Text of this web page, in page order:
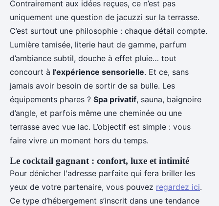
Contrairement aux idées reçues, ce n’est pas
uniquement une question de jacuzzi sur la terrasse.
C’est surtout une philosophie : chaque détail compte.
Lumière tamisée, literie haut de gamme, parfum
d’ambiance subtil, douche à effet pluie… tout
concourt à l’expérience sensorielle. Et ce, sans
jamais avoir besoin de sortir de sa bulle. Les
équipements phares ? Spa privatif, sauna, baignoire
d’angle, et parfois même une cheminée ou une
terrasse avec vue lac. L’objectif est simple : vous
faire vivre un moment hors du temps.
Le cocktail gagnant : confort, luxe et intimité
Pour dénicher l'adresse parfaite qui fera briller les
yeux de votre partenaire, vous pouvez regardez ici.
Ce type d’hébergement s’inscrit dans une tendance